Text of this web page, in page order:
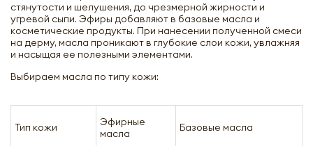
стянутости и шелушения, до чрезмерной жирности и
угревой сыпи. Эфиры добавляют в базовые масла и
косметические продукты. При нанесении полученной смеси
на дерму, масла проникают в глубокие слои кожи, увлажняя
и насыщая ее полезными элементами.
Выбираем масла по типу кожи:
Тип кожи
Эфирные
масла
Базовые масла